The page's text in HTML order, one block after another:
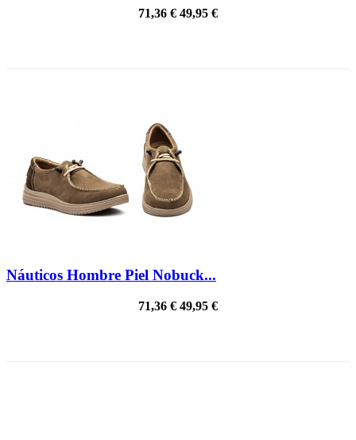
71,36 € 49,95 €
Náuticos Hombre Piel Nobuck...
71,36 € 49,95 €